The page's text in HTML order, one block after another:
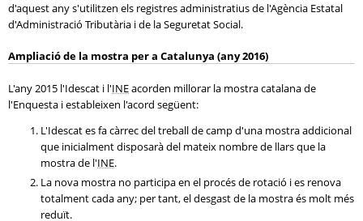
d'aquest any s'utilitzen els registres administratius de l'Agència Estatal
d'Administració Tributària i de la Seguretat Social.
Ampliació de la mostra per a Catalunya (any 2016)
L'any 2015 l'Idescat i l'INEacorden millorar la mostra catalana de
l'Enquesta i estableixen l'acord següent:
L'Idescat es fa càrrec del treball de camp d'una mostra addicional
que inicialment disposarà del mateix nombre de llars que la
mostra de l'INE.
La nova mostra no participa en el procés de rotació i es renova
totalment cada any; per tant, el desgast de la mostra és molt més
reduït.